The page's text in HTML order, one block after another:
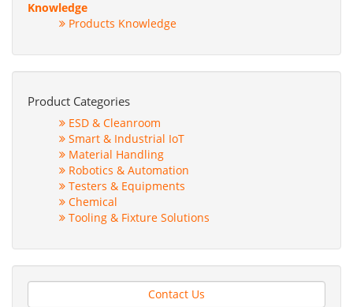
Knowledge
Products Knowledge
Product Categories
ESD & Cleanroom
Smart & Industrial IoT
Material Handling
Robotics & Automation
Testers & Equipments
Chemical
Tooling & Fixture Solutions
Contact Us